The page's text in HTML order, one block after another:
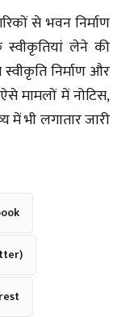
से भवन निर्माण
लेने की
निर्माण और
मामलों में नोटिस,
में भी लगातार जारी